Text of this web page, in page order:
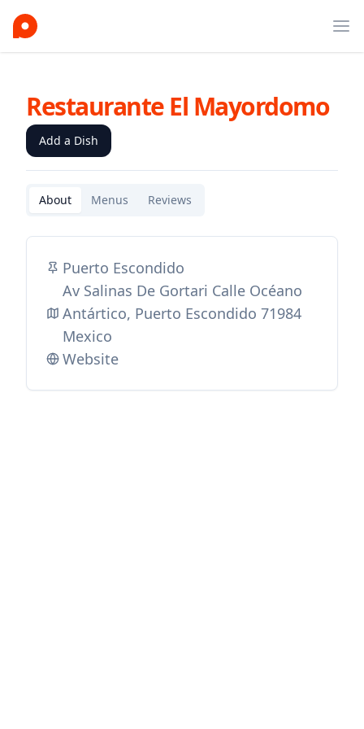
Restaurante El Mayordomo
Add a Dish
About Menus Reviews
Puerto Escondido
Av Salinas De Gortari Calle Océano
Antártico, Puerto Escondido 71984
Mexico
Website